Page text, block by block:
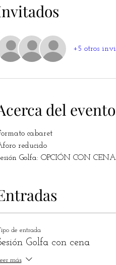
+5 otros
del evento
cabaret
reducido
Golfa: OPCIÓN CON
de entrada
Golfa con cena
más